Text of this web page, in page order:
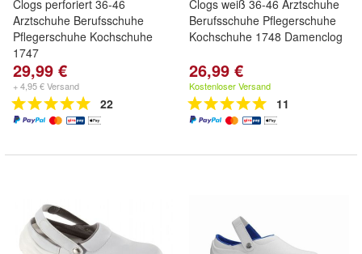
Clogs perforiert 36-46
Arztschuhe Berufsschuhe
Pflegerschuhe Kochschuhe
1747
29,99 €
+ 4,95 € Versand
22
Clogs weiß 36-46 Arztschuhe
Berufsschuhe Pflegerschuhe
Kochschuhe 1748 Damenclog
26,99 €
Kostenloser Versand
11